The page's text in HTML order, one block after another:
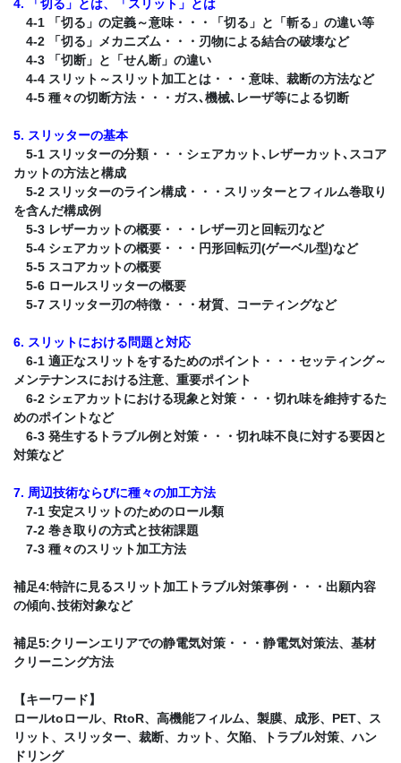
4. 「切る」とは、「スリット」とは
4-1 「切る」の定義～意味・・・「切る」と「斬る」の違い等
4-2 「切る」メカニズム・・・刃物による結合の破壊など
4-3 「切断」と「せん断」の違い
4-4 スリット～スリット加工とは・・・意味、裁断の方法など
4-5 種々の切断方法・・・ガス､機械､レーザ等による切断
5. スリッターの基本
5-1 スリッターの分類・・・シェアカット､レザーカット､スコア
カットの方法と構成
5-2 スリッターのライン構成・・・スリッターとフィルム巻取り
を含んだ構成例
5-3 レザーカットの概要・・・レザー刃と回転刃など
5-4 シェアカットの概要・・・円形回転刃(ゲーベル型)など
5-5 スコアカットの概要
5-6 ロールスリッターの概要
5-7 スリッター刃の特徴・・・材質、コーティングなど
6. スリットにおける問題と対応
6-1 適正なスリットをするためのポイント・・・セッティング～
メンテナンスにおける注意、重要ポイント
6-2 シェアカットにおける現象と対策・・・切れ味を維持するた
めのポイントなど
6-3 発生するトラブル例と対策・・・切れ味不良に対する要因と
対策など
7. 周辺技術ならびに種々の加工方法
7-1 安定スリットのためのロール類
7-2 巻き取りの方式と技術課題
7-3 種々のスリット加工方法
補足4:特許に見るスリット加工トラブル対策事例・・・出願内容
の傾向､技術対象など
補足5:クリーンエリアでの静電気対策・・・静電気対策法、基材
クリーニング方法
【キーワード】
ロールtoロール、RtoR、高機能フィルム、製膜、成形、PET、ス
リット、スリッター、裁断、カット、欠陥、トラブル対策、ハン
ドリング